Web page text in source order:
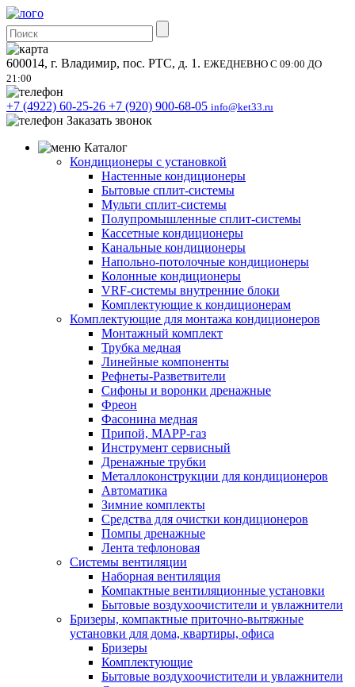
600014, г. Владимир, пос. РТС, д. 1. ЕЖЕДНЕВНО С 09:00 ДО
21:00
+7 (4922) 60-25-26 +7 (920) 900-68-05 info@ket33.ru
Заказать звонок
Каталог
Кондиционеры с установкой
Настенные кондиционеры
Бытовые сплит-системы
Мульти сплит-системы
Полупромышленные сплит-системы
Кассетные кондиционеры
Канальные кондиционеры
Напольно-потолочные кондиционеры
Колонные кондиционеры
VRF-системы внутренние блоки
Комплектующие к кондиционерам
Комплектующие для монтажа кондиционеров
Монтажный комплект
Трубка медная
Линейные компоненты
Рефнеты-Разветвители
Сифоны и воронки дренажные
Фреон
Фасонина медная
Припой, МАРР-газ
Инструмент сервисный
Дренажные трубки
Металлоконструкции для кондиционеров
Автоматика
Зимние комплекты
Средства для очистки кондиционеров
Помпы дренажные
Лента тефлоновая
Системы вентиляции
Наборная вентиляция
Компактные вентиляционные установки
Бытовые воздухоочистители и увлажнители
Бризеры, компактные приточно-вытяжные
установки для дома, квартиры, офиса
Бризеры
Комплектующие
Бытовые воздухоочистители и увлажнители